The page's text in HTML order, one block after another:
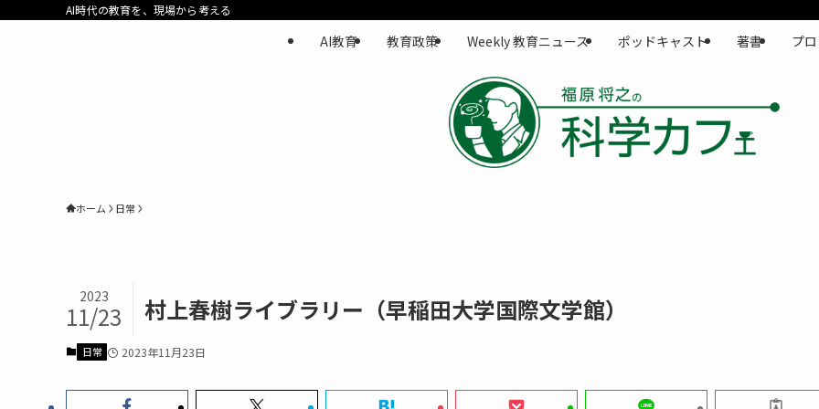
AI時代の教育を、現場から考える
AI教育 教育政策 Weekly 教育ニュース ポッドキャスト 著書 プ
ホーム 日常
村上春樹ライブラリー（早稲田大学国際文学館）
2023
11/23
日常 2023年11月23日